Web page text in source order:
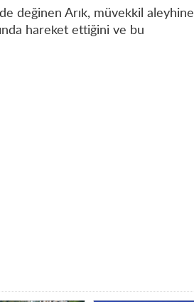
değinen Arık, müvekkil aleyhine
hareket ettiğini ve bu